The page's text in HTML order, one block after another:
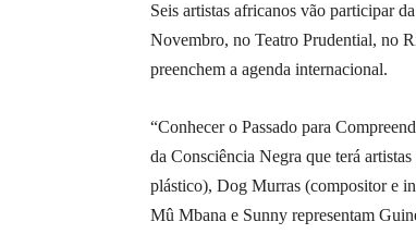
Seis artistas africanos vão participar
Novembro, no Teatro Prudential, no
preenchem a agenda internacional.
“Conhecer o Passado para
da Consciência Negra que terá
plástico), Dog Murras (compositor e
Mû Mbana e Sunny representam